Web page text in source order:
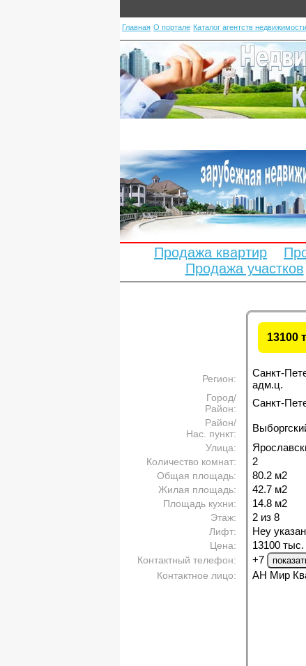
Главная О портале Каталог агентств недвижимости
Продажа квартир
Продажа участков
13100
Регион:
Санкт-
адм.ц.
Город/
Район:
Санкт-
Район/
Нас. пункт:
Улица:
Количество комнат: 2
Общая площадь: 80.2 м2
Жилая площадь: 42.7 м2
Площадь кухни: 14.8 м2
Этаж: 2 из 8
Лифт: Неу
Цена: 13100 тыс.
Контактный телефон: +7
Контактное лицо: АН Мир